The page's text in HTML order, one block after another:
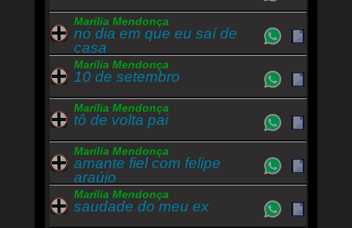
Marília Mendonça
no dia em que eu saí de
casa
Marília Mendonça
10 de setembro
Marília Mendonça
tô de volta pai
Marília Mendonça
amante fiel com felipe
araújo
Marília Mendonça
saudade do meu ex